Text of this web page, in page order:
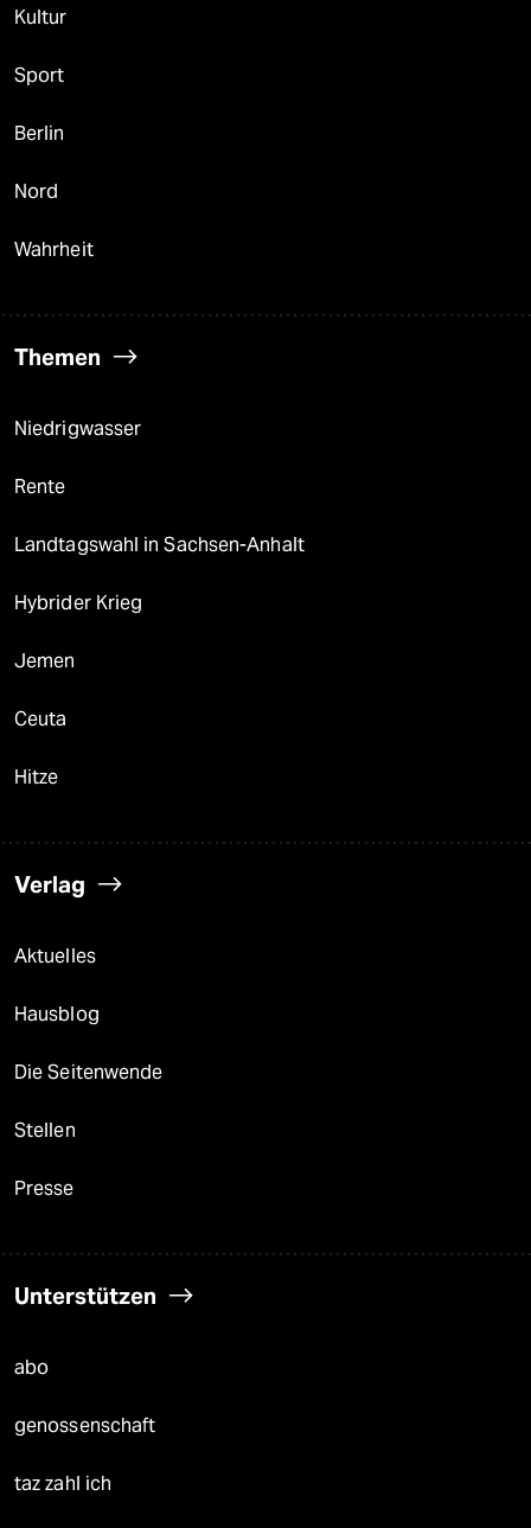
Kultur
Sport
Berlin
Nord
Wahrheit
Themen
Niedrigwasser
Rente
Landtagswahl in Sachsen-Anhalt
Hybrider Krieg
Jemen
Ceuta
Hitze
Verlag
Aktuelles
Hausblog
Die Seitenwende
Stellen
Presse
Unterstützen
abo
genossenschaft
taz zahl ich